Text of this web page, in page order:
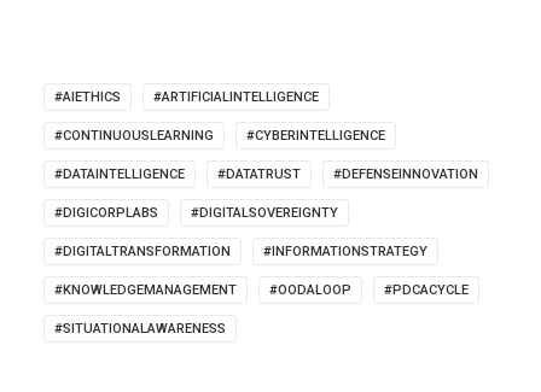
#AIETHICS #ARTIFICIALINTELLIGENCE
#CONTINUOUSLEARNING #CYBERINTELLIGENCE
#DATAINTELLIGENCE #DATATRUST #DEFENSEINNOVATION
#DIGICORPLABS #DIGITALSOVEREIGNTY
#DIGITALTRANSFORMATION #INFORMATIONSTRATEGY
#KNOWLEDGEMANAGEMENT #OODALOOP #PDCACYCLE
#SITUATIONALAWARENESS